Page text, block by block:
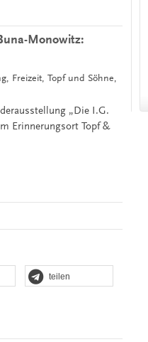
Monowitz:
Freizeit, Topf und Söhne,
„Die I.G.
Erinnerungsort Topf &
teilen